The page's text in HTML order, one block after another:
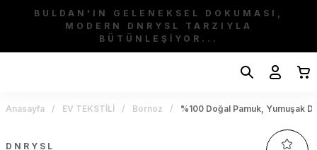
BULDAN'IN GELENEKSEL DOKUMASI,
MODERN DNRYSL TARZIYLA
BÜTÜNLEŞİYOR...
Anasayfa EV TEKSTİLİ Bornoz %100 Doğal Pamuk, Yumuşak
DNRYSL